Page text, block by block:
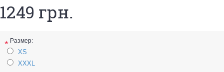
1249 грн.
* Размер:
XS
XXXL